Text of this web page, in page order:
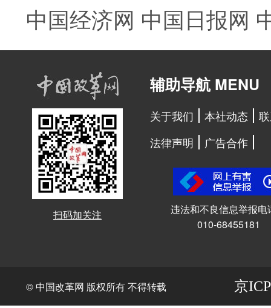
中国经济网 中国日报网
扫码加关注
辅助导航 MENU
关于我们 本社动态
法律声明
广告合作
违法和不良信息举报电
010-68455181
© 中国改革网 版权所有 不得转载 京